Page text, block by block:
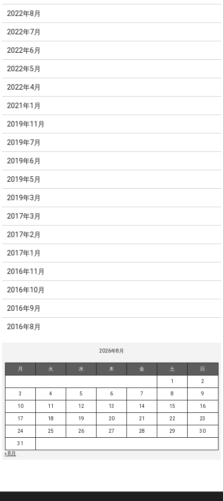
2022年8月
2022年7月
2022年6月
2022年5月
2022年4月
2021年1月
2019年11月
2019年7月
2019年6月
2019年5月
2019年3月
2017年3月
2017年2月
2017年1月
2016年11月
2016年10月
2016年9月
2016年8月
2026年8月
月 火 水 木 金 土 日
1 2
3 4 5 6 7 8 9
10 11 12 13 14 15 16
17 18 19 20 21 22 23
24 25 26 27 28 29 30
31
« 8月